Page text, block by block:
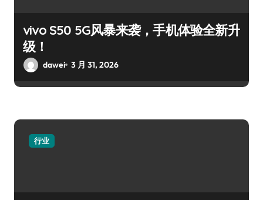
vivo S50 5G风暴来袭，手机体验全新升
级！
dawei 3 月 31, 2026
行业